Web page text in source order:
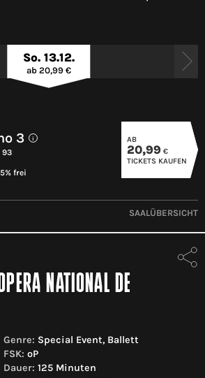
So. 13.12.
ab 20,99 €
3 i
93
frei
AB
20,99 €
TICKETS KAUFEN
SAALÜBERSICHT
NATIONAL DE
Genre: Special Event, Ballett
FSK: oP
Dauer: 125 Minuten